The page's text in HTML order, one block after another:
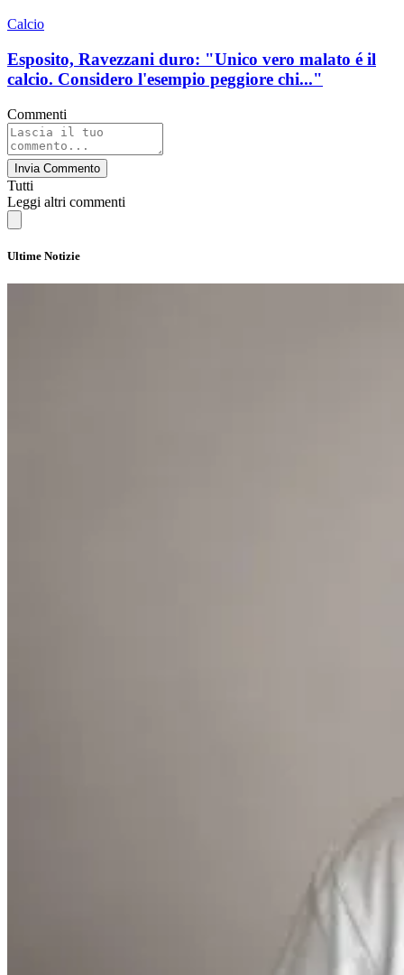
Calcio
Esposito, Ravezzani duro: "Unico vero malato é il
calcio. Considero l'esempio peggiore chi..."
Commenti
Invia Commento
Tutti
Leggi altri commenti
Ultime Notizie